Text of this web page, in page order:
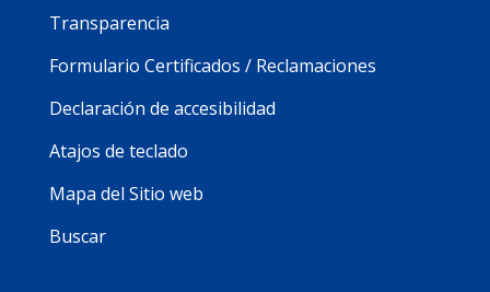
Transparencia
Formulario Certificados / Reclamaciones
Declaración de accesibilidad
Atajos de teclado
Mapa del Sitio web
Buscar